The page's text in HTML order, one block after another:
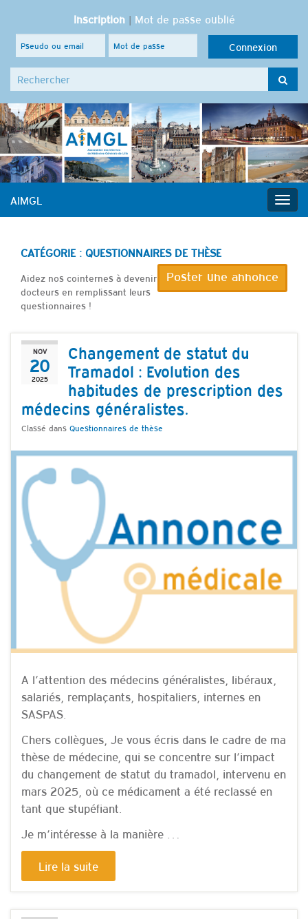
Inscription| Mot de passe oublié
Search for:
AIMGL
CATÉGORIE : QUESTIONNAIRES DE THÈSE
Poster une annonce
Aidez nos cointernes à devenir
docteurs en remplissant leurs
questionnaires !
NOV
20
2025
Changement de statut du
Tramadol : Evolution des
habitudes de prescription des
médecins généralistes.
Classé dans Questionnaires de thèse
A l’attention des médecins généralistes, libéraux,
salariés, remplaçants, hospitaliers, internes en
SASPAS.
Chers collègues, Je vous écris dans le cadre de ma
thèse de médecine, qui se concentre sur l’impact
du changement de statut du tramadol, intervenu en
mars 2025, où ce médicament a été reclassé en
tant que stupéfiant.
Je m’intéresse à la manière …
Lire la suite